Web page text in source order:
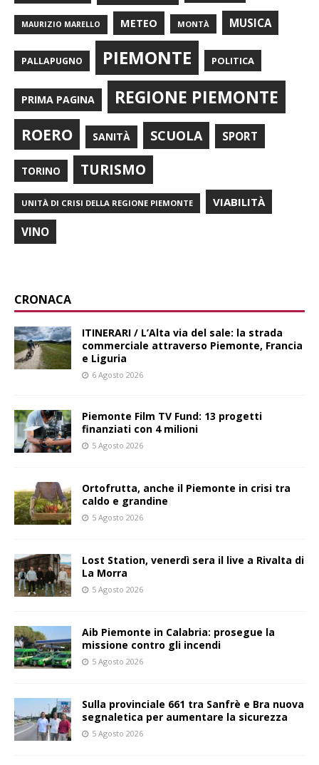
MAURIZIO MARELLO METEO MONTÀ MUSICA
PALLAPUGNO PIEMONTE POLITICA
PRIMA PAGINA REGIONE PIEMONTE
ROERO SANITÀ SCUOLA SPORT
TORINO TURISMO
UNITÀ DI CRISI DELLA REGIONE PIEMONTE VIABILITÀ
VINO
CRONACA
ITINERARI / L’Alta via del sale: la strada
commerciale attraverso Piemonte, Francia
e Liguria
6 Agosto 2026
Piemonte Film TV Fund: 13 progetti
finanziati con 4 milioni
5 Agosto 2026
Ortofrutta, anche il Piemonte in crisi tra
caldo e grandine
5 Agosto 2026
Lost Station, venerdì sera il live a Rivalta di
La Morra
5 Agosto 2026
Aib Piemonte in Calabria: prosegue la
missione contro gli incendi
5 Agosto 2026
Sulla provinciale 661 tra Sanfrè e Bra nuova
segnaletica per aumentare la sicurezza
5 Agosto 2026